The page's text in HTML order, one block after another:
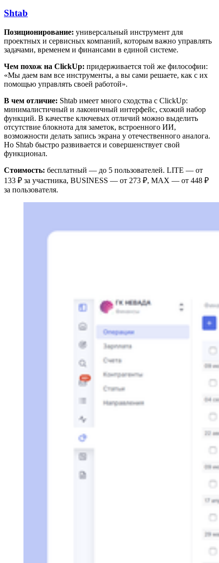
Shtab
Позиционирование: универсальный инструмент для
проектных и сервисных компаний, которым важно управлять
задачами, временем и финансами в единой системе.
Чем похож на ClickUp: придерживается той же философии:
«Мы даем вам все инструменты, а вы сами решаете, как с их
помощью управлять своей работой».
В чем отличие: Shtab имеет много сходства с ClickUp:
минималистичный и лаконичный интерфейс, схожий набор
функций. В качестве ключевых отличий можно выделить
отсутствие блокнота для заметок, встроенного ИИ,
возможности делать запись экрана у отечественного аналога.
Но Shtab быстро развивается и совершенствует свой
функционал.
Стоимость: бесплатный — до 5 пользователей. LITE — от
133 ₽ за участника, BUSINESS — от 273 ₽, MAX — от 448 ₽
за пользователя.